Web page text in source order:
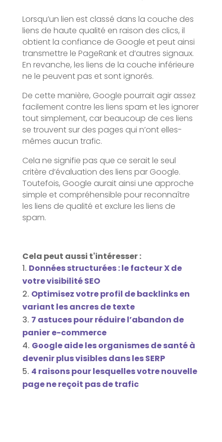
Lorsqu’un lien est classé dans la couche des
liens de haute qualité en raison des clics, il
obtient la confiance de Google et peut ainsi
transmettre le PageRank et d’autres signaux.
En revanche, les liens de la couche inférieure
ne le peuvent pas et sont ignorés.
De cette manière, Google pourrait agir assez
facilement contre les liens spam et les ignorer
tout simplement, car beaucoup de ces liens
se trouvent sur des pages qui n’ont elles-
mêmes aucun trafic.
Cela ne signifie pas que ce serait le seul
critère d’évaluation des liens par Google.
Toutefois, Google aurait ainsi une approche
simple et compréhensible pour reconnaître
les liens de qualité et exclure les liens de
spam.
Cela peut aussi t'intéresser :
Données structurées : le facteur X de
votre visibilité SEO
Optimisez votre profil de backlinks en
variant les ancres de texte
7 astuces pour réduire l’abandon de
panier e-commerce
Google aide les organismes de santé à
devenir plus visibles dans les SERP
4 raisons pour lesquelles votre nouvelle
page ne reçoit pas de trafic